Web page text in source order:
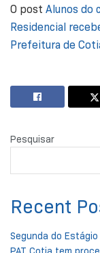
O post Alunos do
Residencial
Prefeitura de
Pesquisar
Recent
Segunda do